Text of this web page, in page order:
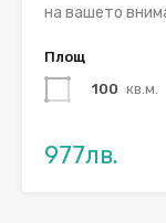
на вашето
Площ
100 кв.м.
977лв.